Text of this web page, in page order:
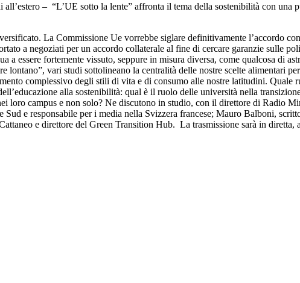
– “L’UE sotto la lente” affronta il tema della sostenibilità con una
La Commissione Ue vorrebbe siglare definitivamente l’accordo
a negoziati per un accordo collaterale al fine di cercare garanzie sulle
a essere fortemente vissuto, seppure in misura diversa, come qualcosa di
lontano”, vari studi sottolineano la centralità delle nostre scelte alimentari
complessivo degli stili di vita e di consumo alle nostre latitudini. Quale
alla sostenibilità: qual è il ruolo delle università nella
loro campus e non solo? Ne discutono in studio, con il direttore di Radio
e responsabile per i media nella Svizzera francese; Mauro Balboni,
e direttore del Green Transition Hub. La trasmissione sarà in